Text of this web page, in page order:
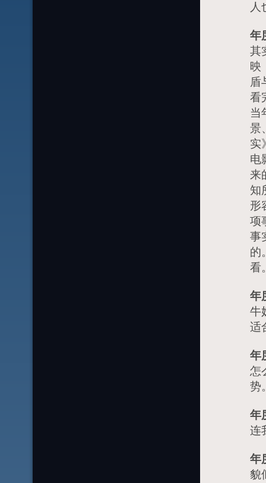
人
年
其
映
盾
看
当
景
实
电
来
知
形
项
事
的
看
年
牛
适
年
怎
势
年
连
年
貌